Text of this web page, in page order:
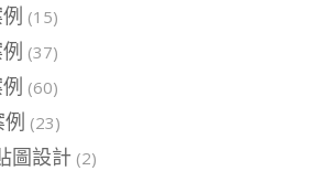
(15)
(37)
(60)
例 (23)
圖設計(2)